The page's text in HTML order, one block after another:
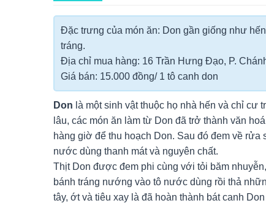
Đặc trưng của món ăn: Don gần giống như
tráng.
Địa chỉ mua hàng: 16 Trần Hưng Đạo, P.
Giá bán: 15.000 đồng/ 1 tô canh don
Don là một sinh vật thuộc họ nhà hến và chỉ cư
lâu, các món ăn làm từ Don đã trở thành văn
hàng giờ để thu hoạch Don. Sau đó đem về
nước dùng thanh mát và nguyên chất.
Thịt Don được đem phi cùng với tỏi băm
bánh tráng nướng vào tô nước dùng rồi thả
tây, ớt và tiêu xay là đã hoàn thành bát canh